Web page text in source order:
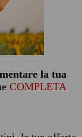
la tua
COMPLETA